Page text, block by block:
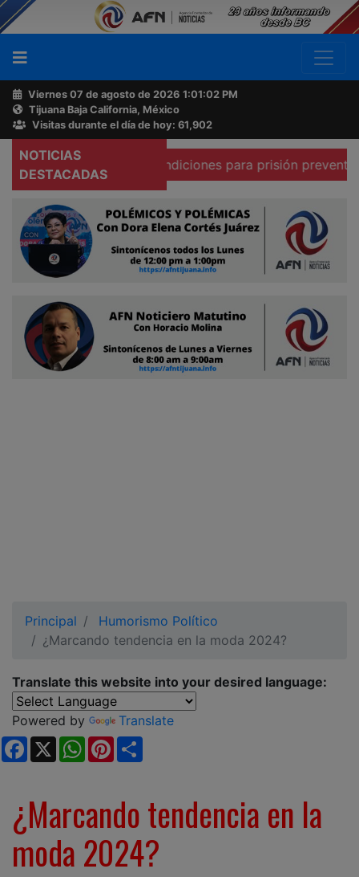
Viernes 07 de agosto de 2026 1:01:03 PM
Tijuana Baja California, México
Visitas durante el día de hoy: 61,902
NOTICIAS
DESTACADAS
que existen condiciones para prisión preventiva
Principal
Humorismo Político
¿Marcando tendencia en la moda 2024?
Translate this website into your desired language:
Powered by
Translate
Facebook
X WhatsApp
Pinterest
¿Marcando tendencia en la
moda 2024?
Buscador
Acerca
de
AFN
Ventas
Contacto
Reportero
Ciudadano